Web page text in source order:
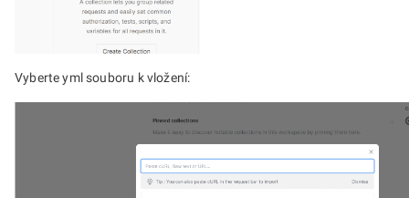
Vyberte yml souboru k vložení: